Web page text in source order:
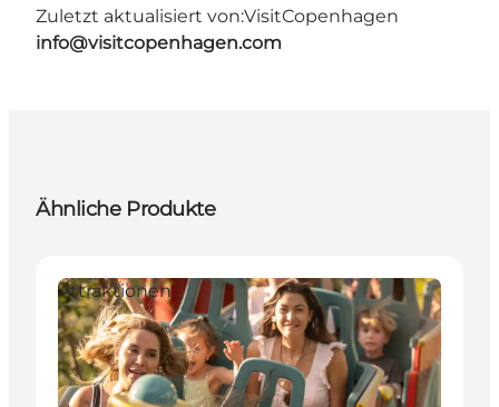
Zuletzt aktualisiert von:VisitCopenhagen
info@visitcopenhagen.com
Ähnliche Produkte
Attraktionen